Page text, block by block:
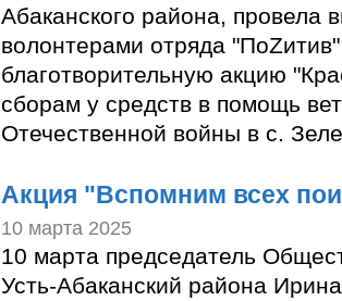
Абаканского района, провела
волонтерами отряда
благотворительную акцию
сборам у средств в помощь
Отечественной войны в с.
Акция "Вспомним всех
10 марта 2025
10 марта председатель
Усть-Абаканский района